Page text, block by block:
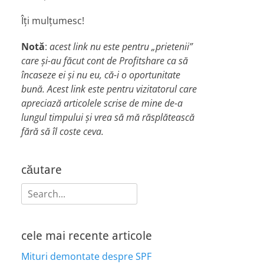
Îți mulțumesc!
Notă: acest link nu este pentru „prietenii”
care și-au făcut cont de Profitshare ca să
încaseze ei și nu eu, că-i o oportunitate
bună. Acest link este pentru vizitatorul care
apreciază articolele scrise de mine de-a
lungul timpului și vrea să mă răsplătească
fără să îl coste ceva.
căutare
Search
for:
cele mai recente articole
Mituri demontate despre SPF